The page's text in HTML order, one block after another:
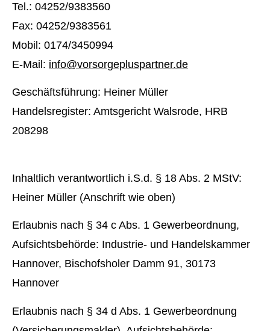
Tel.: 04252/9383560
Fax: 04252/9383561
Mobil: 0174/3450994
E-Mail: info@vorsorgepluspartner.de
Geschäftsführung: Heiner Müller
Handelsregister: Amtsgericht Walsrode, HRB
208298
Inhaltlich verantwortlich i.S.d. § 18 Abs. 2 MStV:
Heiner Müller (Anschrift wie oben)
Erlaubnis nach § 34 c Abs. 1 Gewerbeordnung,
Aufsichtsbehörde: Industrie- und Handelskammer
Hannover, Bischofsholer Damm 91, 30173
Hannover
Erlaubnis nach § 34 d Abs. 1 Gewerbeordnung